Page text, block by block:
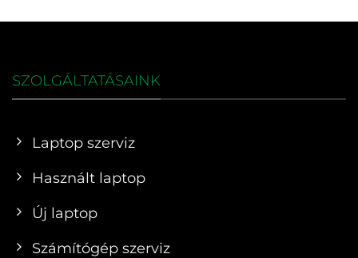
SZOLGÁLTATÁSAINK
Laptop szerviz
Használt laptop
Új laptop
Számítógép szerviz